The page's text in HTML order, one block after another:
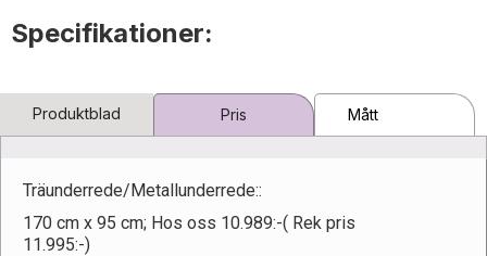
Specifikationer:
Produktblad Pris Mått
Träunderrede/Metallunderrede::
170 cm x 95 cm; Hos oss 10.989:-( Rek pris
11.995:-)